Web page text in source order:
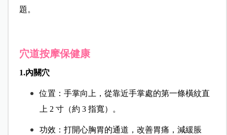
題。
穴道按摩保健康
1.內關穴
位置：手掌向上，從靠近手掌處的第一條橫紋直
上 2 寸（約 3 指寬）。
功效：打開心胸胃的通道，改善胃痛，減緩脹